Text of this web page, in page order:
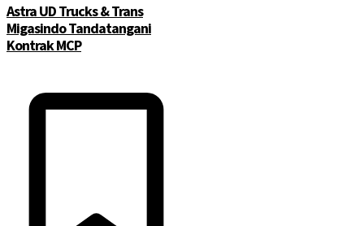
Astra UD Trucks & Trans
Migasindo Tandatangani
Kontrak MCP